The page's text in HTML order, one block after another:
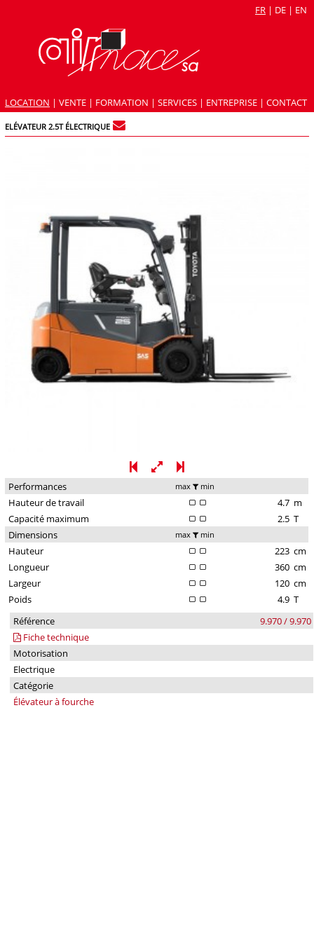
FR | DE | EN
LOCATION | VENTE | FORMATION | SERVICES | ENTREPRISE | CONTACT
ELÉVATEUR 2.5T ÉLECTRIQUE
Performances max min
Hauteur de travail 4.7 m
Capacité maximum
2.5 T
Dimensions
max min
Hauteur 223 cm
Longueur
360 cm
Largeur
120 cm
Poids
4.9 T
Référence
9.970 / 9.970
Fiche technique
Motorisation
Electrique
Catégorie
Élévateur à fourche